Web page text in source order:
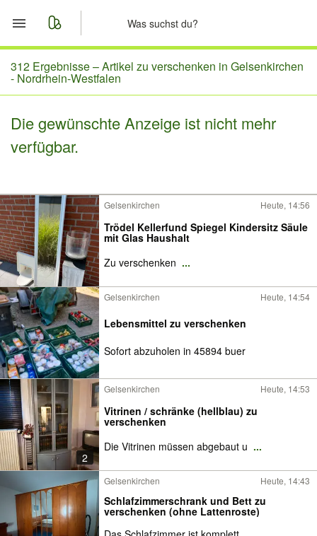
Start
Merkliste
Nachrichten
312 Ergebnisse –Artikel zu verschenken in Gelsenkirchen
- Nordrhein-Westfalen
Die gewünschte Anzeige ist nicht mehr
verfügbar.
Gelsenkirchen Heute, 14:56
Trödel Kellerfund Spiegel Kindersitz Säule
mit Glas Haushalt
Zu verschenken ...
Gelsenkirchen Heute, 14:54
Lebensmittel zu verschenken
Sofort abzuholen in 45894 buer
2
Gelsenkirchen Heute, 14:53
Vitrinen / schränke (hellblau) zu
verschenken
Die Vitrinen müssen abgebaut u ...
Gelsenkirchen Heute, 14:43
Schlafzimmerschrank und Bett zu
verschenken (ohne Lattenroste)